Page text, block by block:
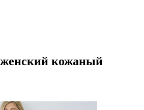
кожаный